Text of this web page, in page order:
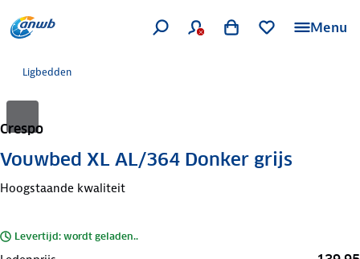
Menu
Ligbedden
Crespo
Vouwbed XL AL/364 Donker grijs
Hoogstaande kwaliteit
Levertijd: wordt geladen..